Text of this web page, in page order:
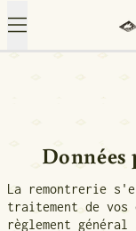
Menu
Données
La remontrerie
traitement de vos
règlement général